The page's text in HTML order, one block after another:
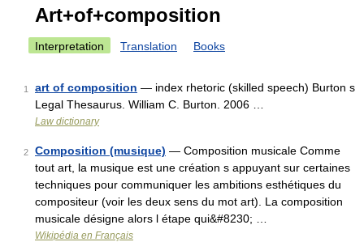
Art+of+composition
Interpretation Translation Books
1 art of composition — index rhetoric (skilled speech) Burton s
Legal Thesaurus. William C. Burton. 2006 …
Law dictionary
2 Composition (musique) — Composition musicale Comme
tout art, la musique est une création s appuyant sur certaines
techniques pour communiquer les ambitions esthétiques du
compositeur (voir les deux sens du mot art). La composition
musicale désigne alors l étape qui&#8230; …
Wikipédia en Français